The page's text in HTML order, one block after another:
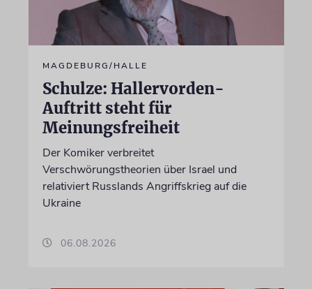
MAGDEBURG/HALLE
Schulze: Hallervorden-
Auftritt steht für
Meinungsfreiheit
Der Komiker verbreitet
Verschwörungstheorien über Israel und
relativiert Russlands Angriffskrieg auf die
Ukraine
06.08.2026